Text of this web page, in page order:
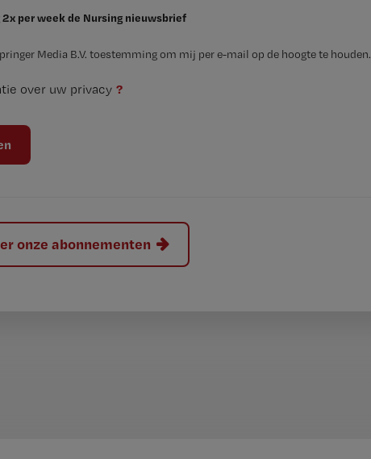
2x per week de Nursing nieuwsbrief
Media B.V. toestemming om mij per e-mail op de hoogte te houden.
over uw privacy ?
onze abonnementen